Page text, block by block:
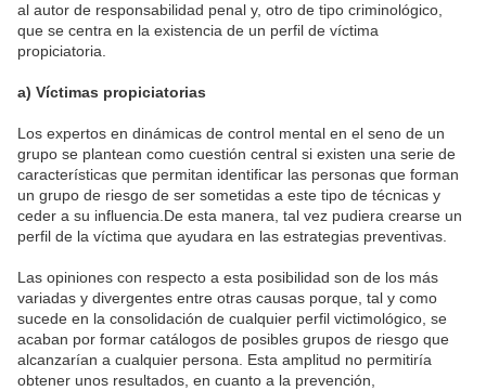
al autor de responsabilidad penal y, otro de tipo criminológico,
que se centra en la existencia de un perfil de víctima
propiciatoria.
a) Víctimas propiciatorias
Los expertos en dinámicas de control mental en el seno de un
grupo se plantean como cuestión central si existen una serie de
características que permitan identificar las personas que forman
un grupo de riesgo de ser sometidas a este tipo de técnicas y
ceder a su influencia.De esta manera, tal vez pudiera crearse un
perfil de la víctima que ayudara en las estrategias preventivas.
Las opiniones con respecto a esta posibilidad son de los más
variadas y divergentes entre otras causas porque, tal y como
sucede en la consolidación de cualquier perfil victimológico, se
acaban por formar catálogos de posibles grupos de riesgo que
alcanzarían a cualquier persona. Esta amplitud no permitiría
obtener unos resultados, en cuanto a la prevención,